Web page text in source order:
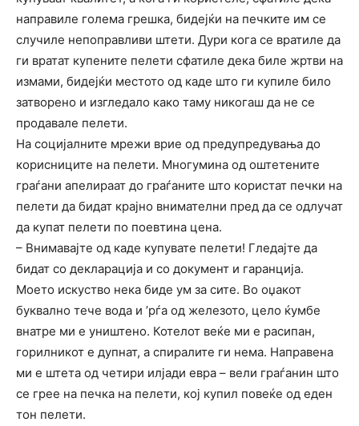
направиле голема грешка, бидејќи на печките им се
случиле непоправливи штети. Дури кога се вратиле да
ги вратат купените пелети сфатиле дека биле жртви на
измами, бидејќи местото од каде што ги купиле било
затворено и изгледало како таму никогаш да не се
продавале пелети.
На социјалните мрежи врие од предупредувања до
корисниците на пелети. Многумина од оштетените
граѓани апелираат до граѓаните што користат печки на
пелети да бидат крајно внимателни пред да се одлучат
да купат пелети по поевтина цена.
– Внимавајте од каде купувате пелети! Гледајте да
бидат со декларација и со документ и гаранција.
Моето искуство нека биде ум за сите. Во оџакот
буквално тече вода и ’рѓа од железото, цело ќумбе
внатре ми е уништено. Котелот веќе ми е расипан,
горилникот е дупнат, а спиралите ги нема. Направена
ми е штета од четири илјади евра – вели граѓанин што
се грее на печка на пелети, кој купил повеќе од еден
тон пелети.